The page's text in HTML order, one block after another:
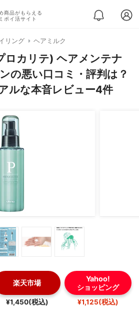
商品がもらえる
ポイ活サイト
リング ヘアミルク
ロカリテ) ヘアメンテナ
の悪い口コミ・評判は？
ルな本音レビュー4件
楽天市場
¥1,450(税込)
Yahoo!
ショッピング
¥1,125(税込)